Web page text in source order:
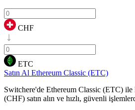
CHF
ETC
Satın Al Ethereum Classic (ETC)
Switchere'de Ethereum Classic (ETC)
(CHF) satın alın ve hızlı, güvenli